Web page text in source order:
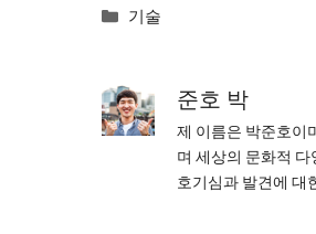
Categories
기술
준호 박
제 이름은 박준호이
며 세상의 문화적
호기심과 발견에 대